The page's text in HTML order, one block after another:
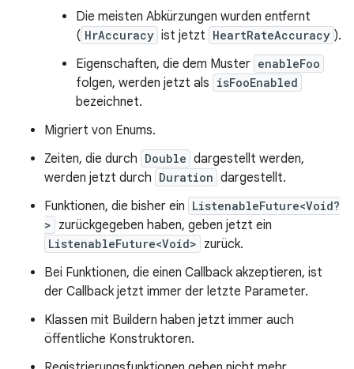
Die meisten Abkürzungen wurden entfernt
( HrAccuracy ist jetzt HeartRateAccuracy ).
Eigenschaften, die dem Muster enableFoo
folgen, werden jetzt als isFooEnabled
bezeichnet.
Migriert von Enums.
Zeiten, die durch Double dargestellt werden,
werden jetzt durch Duration dargestellt.
Funktionen, die bisher ein ListenableFuture<Void?
> zurückgegeben haben, geben jetzt ein
ListenableFuture<Void> zurück.
Bei Funktionen, die einen Callback akzeptieren, ist
der Callback jetzt immer der letzte Parameter.
Klassen mit Buildern haben jetzt immer auch
öffentliche Konstruktoren.